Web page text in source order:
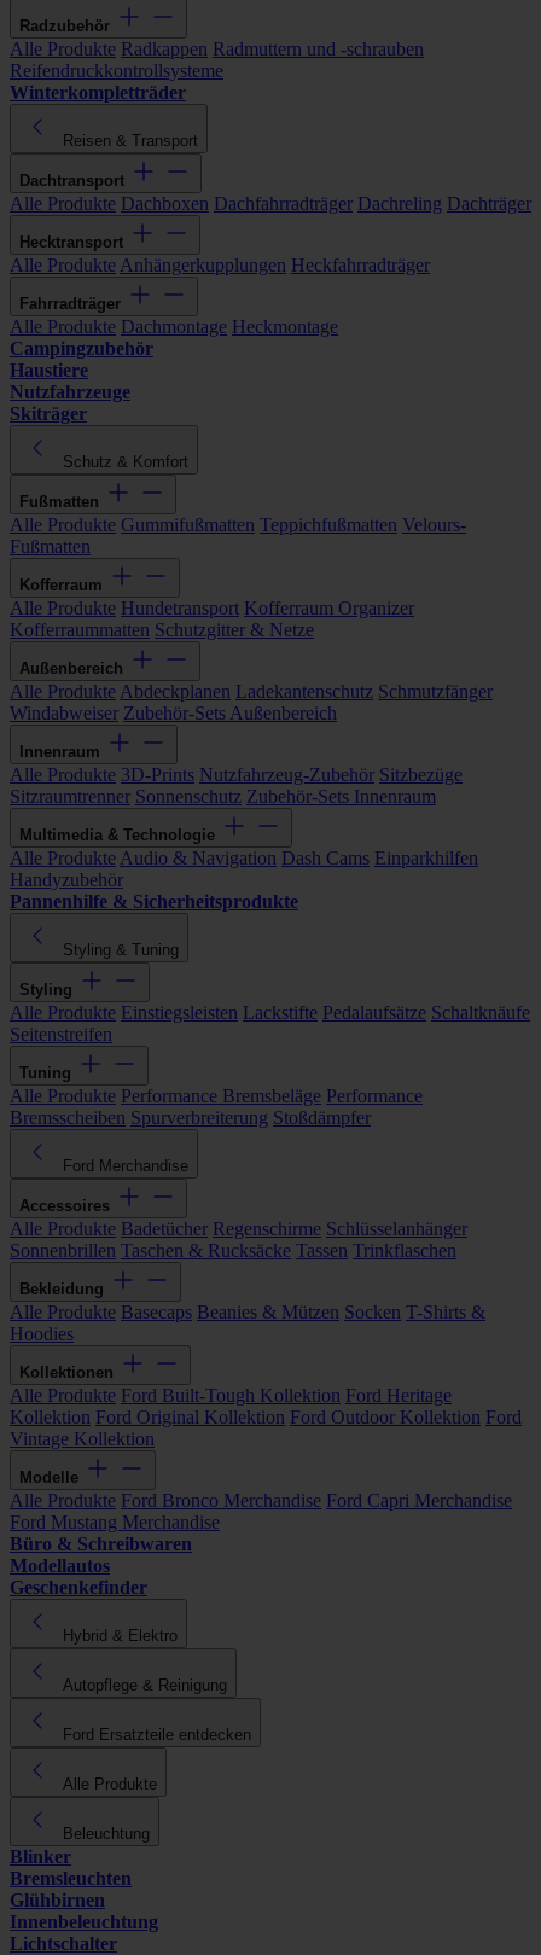
Radzubehör
Alle Produkte Radkappen Radmuttern und -schrauben
Reifendruckkontrollsysteme
Winterkompletträder
Reisen & Transport
Dachtransport
Alle Produkte Dachboxen Dachfahrradträger Dachreling Dachträger
Hecktransport
Alle Produkte Anhängerkupplungen Heckfahrradträger
Fahrradträger
Alle Produkte Dachmontage Heckmontage
Campingzubehör
Haustiere
Nutzfahrzeuge
Skiträger
Schutz & Komfort
Fußmatten
Alle Produkte Gummifußmatten Teppichfußmatten Velours-
Fußmatten
Kofferraum
Alle Produkte Hundetransport Kofferraum Organizer
Kofferraummatten Schutzgitter & Netze
Außenbereich
Alle Produkte Abdeckplanen Ladekantenschutz Schmutzfänger
Windabweiser Zubehör-Sets Außenbereich
Innenraum
Alle Produkte 3D-Prints Nutzfahrzeug-Zubehör Sitzbezüge
Sitzraumtrenner Sonnenschutz Zubehör-Sets Innenraum
Multimedia & Technologie
Alle Produkte Audio & Navigation Dash Cams Einparkhilfen
Handyzubehör
Pannenhilfe & Sicherheitsprodukte
Styling & Tuning
Styling
Alle Produkte Einstiegsleisten Lackstifte Pedalaufsätze Schaltknäufe
Seitenstreifen
Tuning
Alle Produkte Performance Bremsbeläge Performance
Bremsscheiben Spurverbreiterung Stoßdämpfer
Ford Merchandise
Accessoires
Alle Produkte Badetücher Regenschirme Schlüsselanhänger
Sonnenbrillen Taschen & Rucksäcke Tassen Trinkflaschen
Bekleidung
Alle Produkte Basecaps Beanies & Mützen Socken T-Shirts &
Hoodies
Kollektionen
Alle Produkte Ford Built-Tough Kollektion Ford Heritage
Kollektion Ford Original Kollektion Ford Outdoor Kollektion Ford
Vintage Kollektion
Modelle
Alle Produkte Ford Bronco Merchandise Ford Capri Merchandise
Ford Mustang Merchandise
Büro & Schreibwaren
Modellautos
Geschenkefinder
Hybrid & Elektro
Autopflege & Reinigung
Ford Ersatzteile entdecken
Alle Produkte
Beleuchtung
Blinker
Bremsleuchten
Glühbirnen
Innenbeleuchtung
Lichtschalter